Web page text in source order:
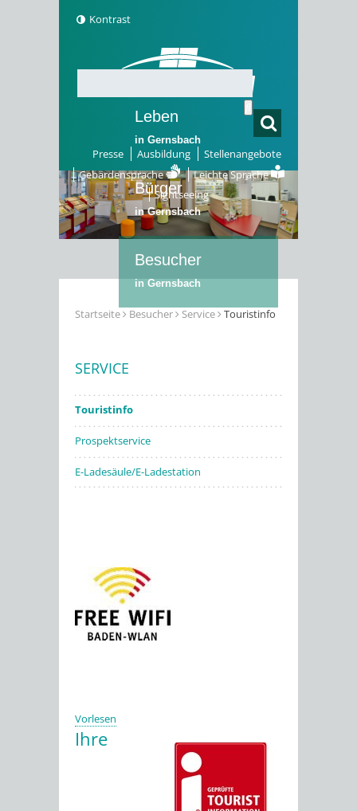
Kontrast
Presse Ausbildung
Stellenangebote
Gebärdensprache
Leichte Sprache
Sightseeing
Leben
in Gernsbach
Bürger
in Gernsbach
Besucher
in Gernsbach
Startseite Besucher Service Touristinfo
SERVICE
Touristinfo
Prospektservice
E-Ladesäule/E-Ladestation
Vorlesen
Ihre